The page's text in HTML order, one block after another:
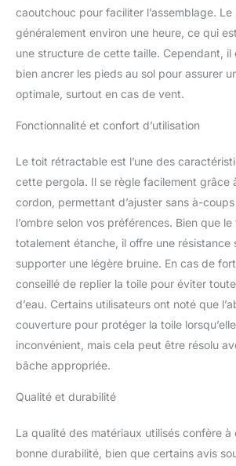
quotidien.
À LONG
pergola
est conçue
Nos pergolas
années
plaisir avec
exterieure.
FÊTES :
jardin
grand
poteaux et
4 mètres,
d'espace
caoutchouc pour faciliter l’assemblage.
généralement environ une heure, ce qui
une structure de cette taille. Cependant, il
bien ancrer les pieds au sol pour assurer
optimale, surtout en cas de vent.
Fonctionnalité et confort d’utilisation
Le toit rétractable est l’une des
cette pergola. Il se règle facilement grâce
cordon, permettant d’ajuster sans à-coups
l’ombre selon vos préférences. Bien que
totalement étanche, il offre une résistance
supporter une légère bruine. En cas de
conseillé de replier la toile pour éviter
d’eau. Certains utilisateurs ont noté que
couverture pour protéger la toile
inconvénient, mais cela peut être résolu
bâche appropriée.
Qualité et durabilité
La qualité des matériaux utilisés confère
bonne durabilité, bien que certains avis